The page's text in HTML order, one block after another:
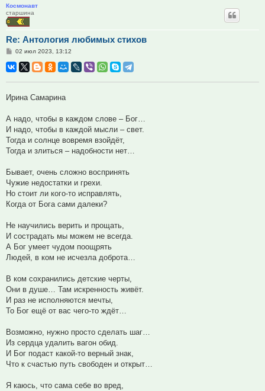
Космонавт
старшина
Re: Антология любимых стихов
Сообщение
02 июл 2023, 13:12
Ирина Самарина
А надо, чтобы в каждом слове – Бог…
И надо, чтобы в каждой мысли – свет.
Тогда и солнце вовремя взойдёт,
Тогда и злиться – надобности нет…
Бывает, очень сложно воспринять
Чужие недостатки и грехи.
Но стоит ли кого-то исправлять,
Когда от Бога сами далеки?
Не научились верить и прощать,
И сострадать мы можем не всегда.
А Бог умеет чудом поощрять
Людей, в ком не исчезла доброта…
В ком сохранились детские черты,
Они в душе… Там искренность живёт.
И раз не исполняются мечты,
То Бог ещё от вас чего-то ждёт…
Возможно, нужно просто сделать шаг…
Из сердца удалить вагон обид.
И Бог подаст какой-то верный знак,
Что к счастью путь свободен и открыт…
Я каюсь, что сама себе во вред,